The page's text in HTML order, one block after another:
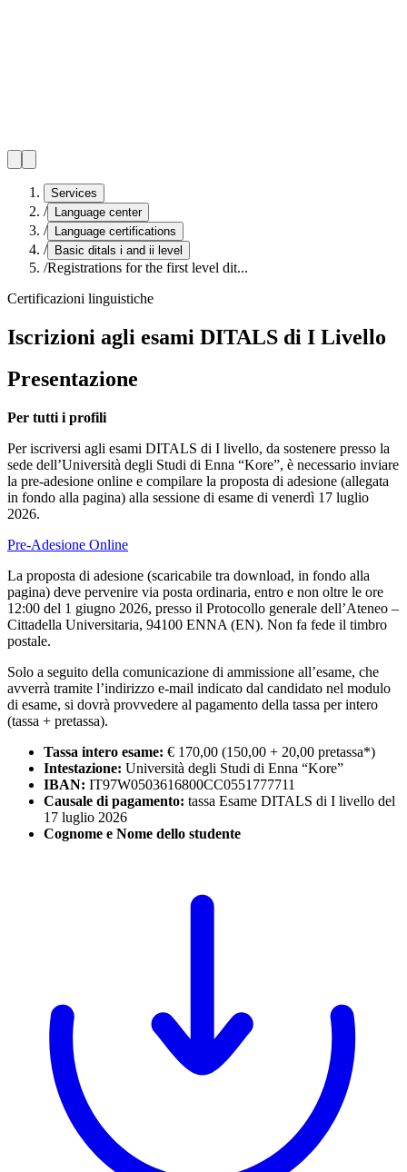
Services
/ Language center
/ Language certifications
/ Basic ditals i and ii level
/Registrations for the first level dit...
Certificazioni linguistiche
Iscrizioni agli esami DITALS di I Livello
Presentazione
Per tutti i profili
Per iscriversi agli esami DITALS di I livello, da sostenere presso la
sede dell’Università degli Studi di Enna “Kore”, è necessario inviare
la pre-adesione online e compilare la proposta di adesione (allegata
in fondo alla pagina) alla sessione di esame di venerdì 17 luglio
2026.
Pre-Adesione Online
La proposta di adesione (scaricabile tra download, in fondo alla
pagina) deve pervenire via posta ordinaria, entro e non oltre le ore
12:00 del 1 giugno 2026, presso il Protocollo generale dell’Ateneo –
Cittadella Universitaria, 94100 ENNA (EN). Non fa fede il timbro
postale.
Solo a seguito della comunicazione di ammissione all’esame, che
avverrà tramite l’indirizzo e-mail indicato dal candidato nel modulo
di esame, si dovrà provvedere al pagamento della tassa per intero
(tassa + pretassa).
Tassa intero esame: € 170,00 (150,00 + 20,00 pretassa*)
Intestazione: Università degli Studi di Enna “Kore”
IBAN: IT97W0503616800CC0551777711
Causale di pagamento: tassa Esame DITALS di I livello del
17 luglio 2026
Cognome e Nome dello studente